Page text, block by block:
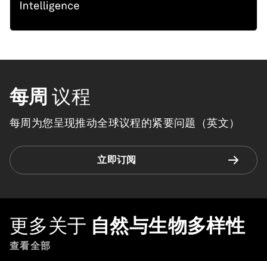
每周 议程
每周为您呈现推动全球议程的紧要问题（英文）
立即订阅
更多关于 自然与生物多样性
查看全部